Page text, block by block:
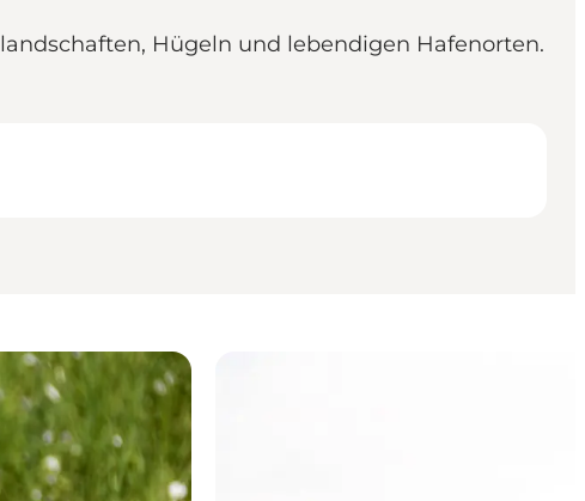
Hügeln und lebendigen Hafenorten.